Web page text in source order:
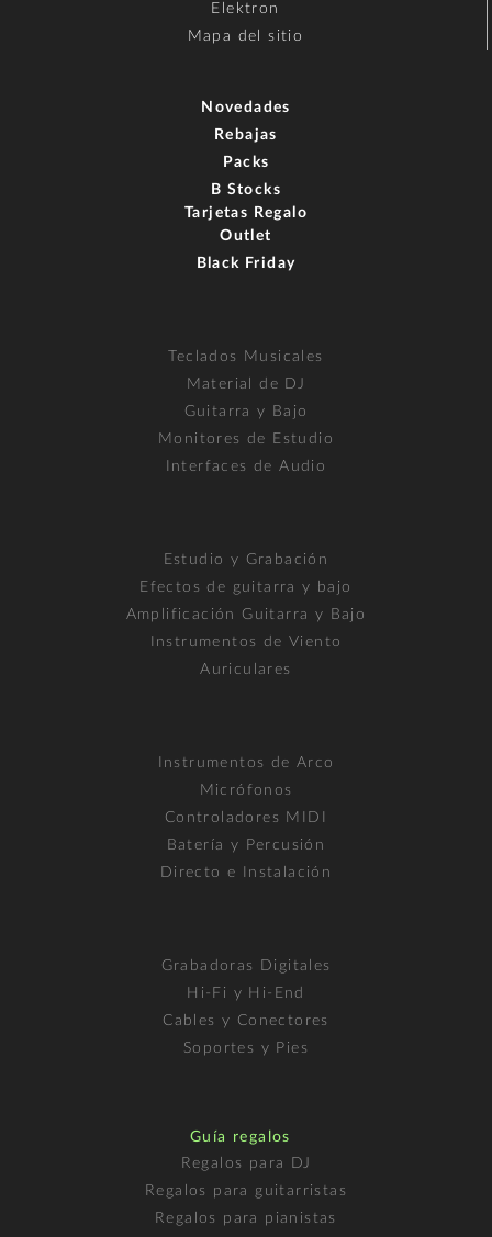
Elektron
Mapa del sitio
Novedades
Rebajas
Packs
B Stocks
Tarjetas Regalo
Outlet
Black Friday
Teclados Musicales
Material de DJ
Guitarra y Bajo
Monitores de Estudio
Interfaces de Audio
Estudio y Grabación
Efectos de guitarra y bajo
Amplificación Guitarra y Bajo
Instrumentos de Viento
Auriculares
Instrumentos de Arco
Micrófonos
Controladores MIDI
Batería y Percusión
Directo e Instalación
Grabadoras Digitales
Hi-Fi y Hi-End
Cables y Conectores
Soportes y Pies
Guía regalos
Regalos para DJ
Regalos para guitarristas
Regalos para pianistas